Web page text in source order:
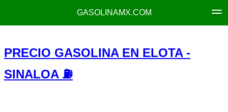
GASOLINAMX.COM
PRECIO GASOLINA EN ELOTA -
SINALOA ⛽